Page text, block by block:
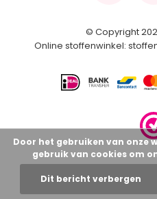
© Copyright
Online stoffenwinkel:
Door het gebruiken van onze
gebruik van cookies om
Dit bericht verbergen